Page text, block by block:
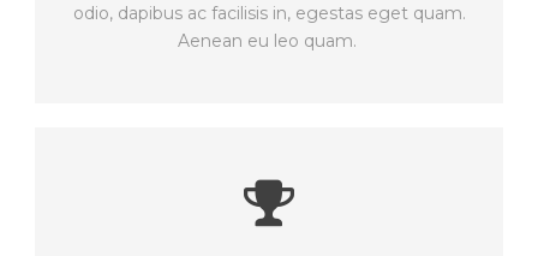
odio, dapibus ac facilisis in, egestas eget quam.
Aenean eu leo quam.